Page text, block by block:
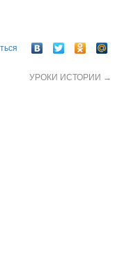
УРОКИ ИСТОРИИ →